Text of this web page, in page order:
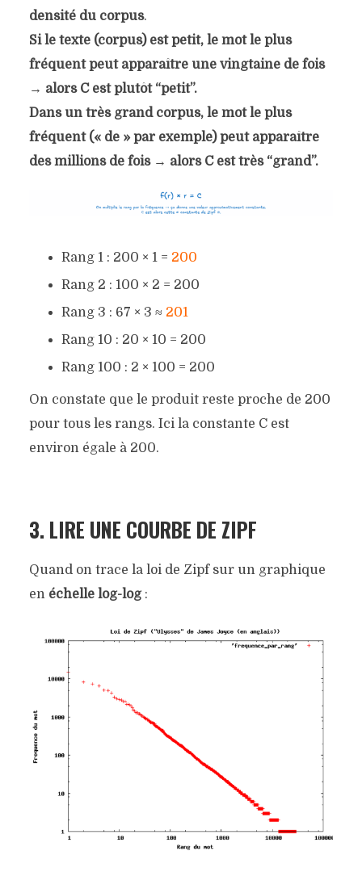
densité du corpus.
Si le texte (corpus) est petit, le mot le plus
fréquent peut apparaître une vingtaine de fois
→ alors C est plutôt “petit”.
Dans un très grand corpus, le mot le plus
fréquent (« de » par exemple) peut apparaître
des millions de fois → alors Cest très “grand”.
Rang 1 : 200 × 1 = 200
Rang 2 : 100 × 2 = 200
Rang 3 : 67 × 3 ≈ 201
Rang 10 : 20 × 10 = 200
Rang 100 : 2 × 100 = 200
On constate que le produit reste proche de 200
pour tous les rangs. Ici la constante Cest
environ égale à 200.
3. LIRE UNE COURBE DE ZIPF
Quand on trace la loi de Zipf sur un graphique
en échelle log-log: